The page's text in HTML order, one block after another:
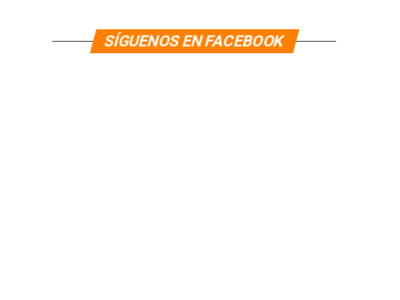
SÍGUENOS EN FACEBOOK